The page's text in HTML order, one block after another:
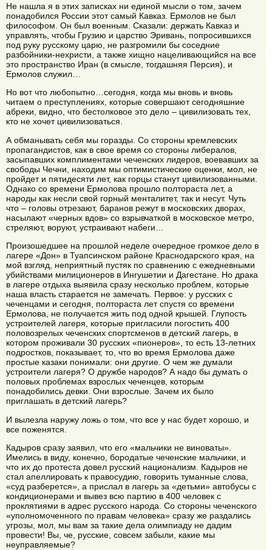
Не нашла я в этих записках ни единой мысли о том, зачем
понадобился России этот самый Кавказ. Ермолов не был
философом. Он был военным. Сказали: держать Кавказ и
управлять, чтобы Грузию и царство Эривань, попросившихся
под руку русскому царю, не разгромили бы соседние
разбойники-нехристи, а также хищно нацеливающийся на все
это пространство Иран (в смысле, тогдашняя Персия), и
Ермолов служил…
Но вот что любопытно…сегодня, когда мы вновь и вновь
читаем о преступлениях, которые совершают сегодняшние
абреки, видно, что бестолковое это дело – цивилизовать тех,
кто не хочет цивилизоваться.
А обманывать себя мы горазды. Со стороны кремлевских
пропагандистов, как в свое время со стороны либералов,
засыпавших комплиментами чеченских лидеров, воевавших за
свободы Чечни, находим мы оптимистические оценки, мол, не
пройдет и пятидесяти лет, как горцы станут цивилизованными.
Однако со времени Ермолова прошло полтораста лет, а
народы как несли свой горный менталитет, так и несут. Чуть
что – головы отрезают, баранов режут в московских дворах,
насылают «черных вдов» со взрывчаткой в московское метро,
стреляют, воруют, устраивают набеги…
Произошедшее на прошлой неделе очередное громкое дело в
лагере «Дон» в Туапсинском районе Краснодарского края, на
мой взгляд, неприятный пустяк по сравнению с ежедневными
убийствами милиционеров в Ингушетии и Дагестане. Но драка
в лагере отдыха выявила сразу несколько проблем, которые
наша власть старается не замечать. Первое: у русских с
чеченцами и сегодня, полтораста лет спустя со времени
Ермолова, не получается жить под одной крышей. Глупость
устроителей лагеря, которые пригласили погостить 400
половозрелых чеченских спортсменов в детский лагерь, в
котором проживали 30 русских «пионеров», то есть 13-летних
подростков, показывает, то, что во время Ермолова даже
простые казаки понимали: они другие. О чем же думали
устроители лагеря? О дружбе народов? А надо бы думать о
половых проблемах взрослых чеченцев, которым
понадобились девки. Они взрослые. Зачем их было
приглашать в детский лагерь?
И вылезла наружу ложь о том, что все у нас будет хорошо, и
все поженятся.
Кадыров сразу заявил, что его «мальчики не виноваты».
Имелись в виду, конечно, бородатые чеченские мальчики, и
что их до протеста довел русский национализм. Кадыров не
стал апеллировать к правосудию, говорить туманные слова,
«суд разберется», а прислал в лагерь за «детьми» автобусы с
кондиционерами и вывез всю партию в 400 человек с
проклятиями в адрес русского народа. Со стороны чеченского
«уполномоченного по правам человека» сразу же раздались
угрозы, мол, мы вам за такие дела олимпиаду не дадим
провести! Вы, че, русские, совсем забыли, какие мы
неуправляемые?